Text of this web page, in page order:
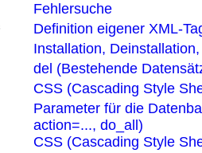
Fehlersuche
Definition eigener XML-
Installation,
del (Bestehende
CSS (Cascading Style
Parameter für die
action=..., do_all)
CSS (Cascading Style